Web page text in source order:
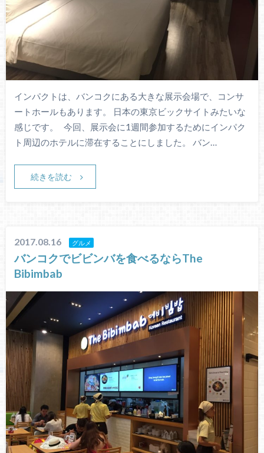
インパクトは、バンコクにある大きな展示会場で、コンサ
ートホールもあります。 日本の東京ビックサイトみたいな
感じです。 今回、展示会に1週間参加するためにインパク
ト周辺のホテルに滞在することにしました。 バン…
続きを読む
2017.08.16 グルメ
バンコクでビビンバを食べるならThe
Bibimbab